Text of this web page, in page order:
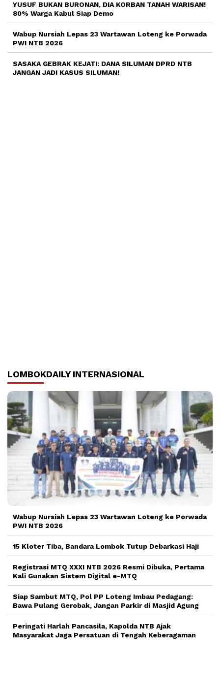
YUSUF BUKAN BURONAN, DIA KORBAN TANAH WARISAN!
80% Warga Kabul Siap Demo
Wabup Nursiah Lepas 23 Wartawan Loteng ke Porwada
PWI NTB 2026
SASAKA GEBRAK KEJATI: DANA SILUMAN DPRD NTB
JANGAN JADI KASUS SILUMAN!
LOMBOKDAILY INTERNASIONAL
Wabup Nursiah Lepas 23 Wartawan Loteng ke Porwada
PWI NTB 2026
15 Kloter Tiba, Bandara Lombok Tutup Debarkasi Haji
Registrasi MTQ XXXI NTB 2026 Resmi Dibuka, Pertama
Kali Gunakan Sistem Digital e-MTQ
Siap Sambut MTQ, Pol PP Loteng Imbau Pedagang:
Bawa Pulang Gerobak, Jangan Parkir di Masjid Agung
Peringati Harlah Pancasila, Kapolda NTB Ajak
Masyarakat Jaga Persatuan di Tengah Keberagaman